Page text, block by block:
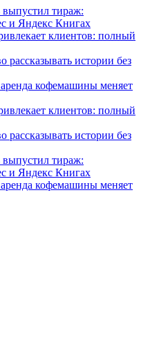
тираж:
и Яндекс Книгах
клиентов: полный
рассказывать истории без
кофемашины меняет
клиентов: полный
рассказывать истории без
тираж:
и Яндекс Книгах
кофемашины меняет